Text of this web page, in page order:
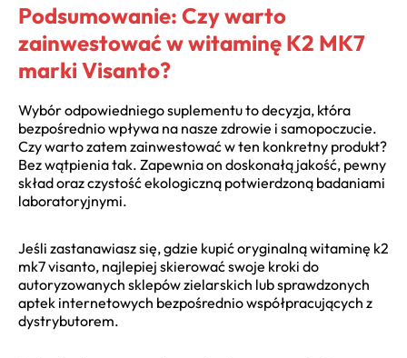
Podsumowanie: Czy warto
zainwestować w witaminę K2 MK7
marki Visanto?
Wybór odpowiedniego suplementu to decyzja, która
bezpośrednio wpływa na nasze zdrowie i samopoczucie.
Czy warto zatem zainwestować w ten konkretny produkt?
Bez wątpienia tak. Zapewnia on doskonałą jakość, pewny
skład oraz czystość ekologiczną potwierdzoną badaniami
laboratoryjnymi.
Jeśli zastanawiasz się, gdzie kupić oryginalną witaminę k2
mk7 visanto, najlepiej skierować swoje kroki do
autoryzowanych sklepów zielarskich lub sprawdzonych
aptek internetowych bezpośrednio współpracujących z
dystrybutorem.